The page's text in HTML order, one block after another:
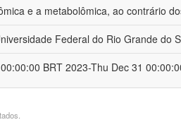
e a metabolômica, ao contrário
Federal do Rio Grande do
BRT 2023-Thu Dec 31